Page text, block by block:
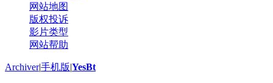
网站地图
版权投诉
影片类型
网站帮助
Archiver|手机版|YesBt